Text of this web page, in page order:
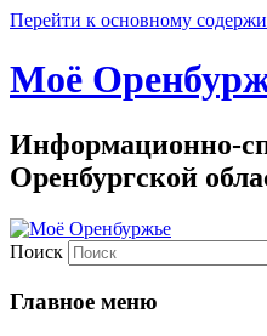
Перейти к основному
Моё
Информационно-
Оренбургской
Поиск
Главное меню